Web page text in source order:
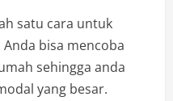
satu cara untuk
bisa mencoba
sehingga anda
yang besar.